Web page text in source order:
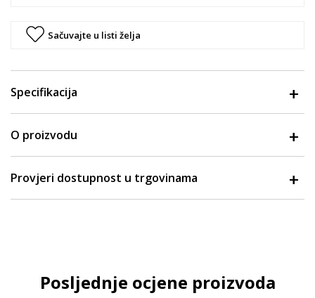
Sačuvajte u listi želja
Specifikacija
O proizvodu
Provjeri dostupnost u trgovinama
Posljednje ocjene proizvoda